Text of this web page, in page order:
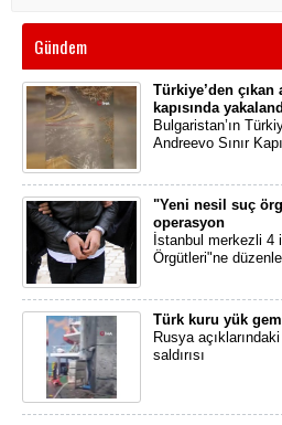
Gündem
Türkiye’den
kapısında
Bulgaristan’ın
Andreevo Sınır
"Yeni nesil suç
operasyon
İstanbul merkezli 4
Örgütleri"ne
Türk kuru yük
Rusya
saldırısı